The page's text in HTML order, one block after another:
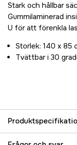
Stark och hållbar
Gummilaminerad
U för att förenkla
Storlek: 140 x 85
Tvättbar i 30